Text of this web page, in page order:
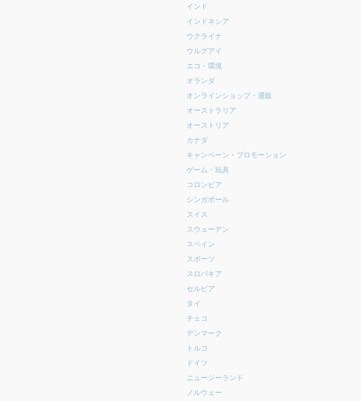
インド
インドネシア
ウクライナ
ウルグアイ
エコ・環境
オランダ
オンラインショップ・通販
オーストラリア
オーストリア
カナダ
キャンペーン・プロモーション
ゲーム・玩具
コロンビア
シンガポール
スイス
スウェーデン
スペイン
スポーツ
スロバキア
セルビア
タイ
チェコ
デンマーク
トルコ
ドイツ
ニュージーランド
ノルウェー